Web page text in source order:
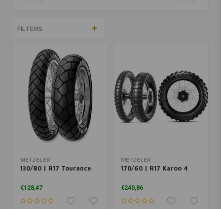
FILTERS
METZELER
130/80 | R17 Tourance
€128,47
METZELER
170/60 | R17 Karoo 4
€240,86